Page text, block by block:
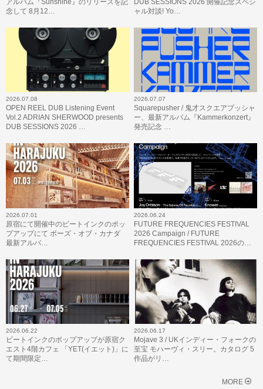
アルバム『Sunshine』のリリースを記
念して 8月12…
DUB SESSIONS 2026 開催記念スペシ
ャル対談! Yo…
2026.07.08
OPEN REEL DUB Listening Event
Vol.2 ADRIAN SHERWOOD presents
DUB SESSIONS 2026 …
2026.07.07
Squarepusher / 鬼才スクエアプッシャ
ー、最新アルバム『Kammerkonzert』
発売記念 …
2026.07.01
原宿にて開催中のビートインクのポッ
プアップにて ボーズ・オブ・カナダ
最新アルバ…
2026.06.24
FUTURE FREQUENCIES FESTIVAL
2026 Campaign / FUTURE
FREQUENCIES FESTIVAL 2026の…
2026.06.22
ビートインクのポップアップが原宿ク
エスト4階カフェ 「YET(イエット)」に
て期間限定…
2026.06.17
Mojave 3 / UKインディー・フォークの
至宝 モハーヴィ・スリー。カタログ 5
作品がリ…
MORE